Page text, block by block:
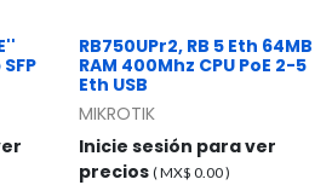
RB750UPr2, RB 5 Eth 64MB
RAM 400Mhz CPU PoE 2-5
Eth USB
MIKROTIK
Inicie sesión para ver
precios ( MX$ 0.00)